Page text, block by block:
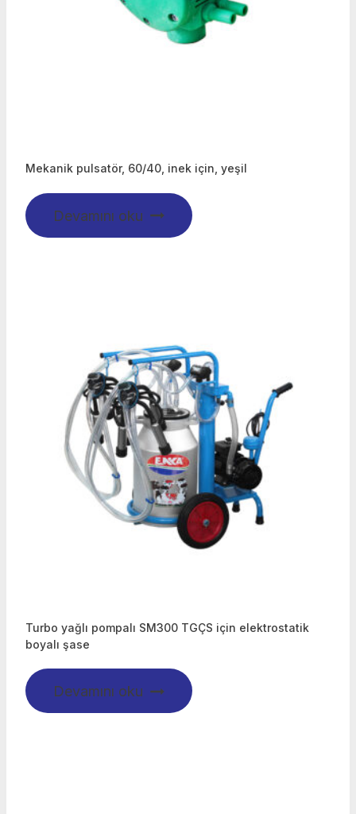
Mekanik pulsatör, 60/40, inek için, yeşil
Devamını oku
Turbo yağlı pompalı SM300 TGÇS için elektrostatik
boyalı şase
Devamını oku